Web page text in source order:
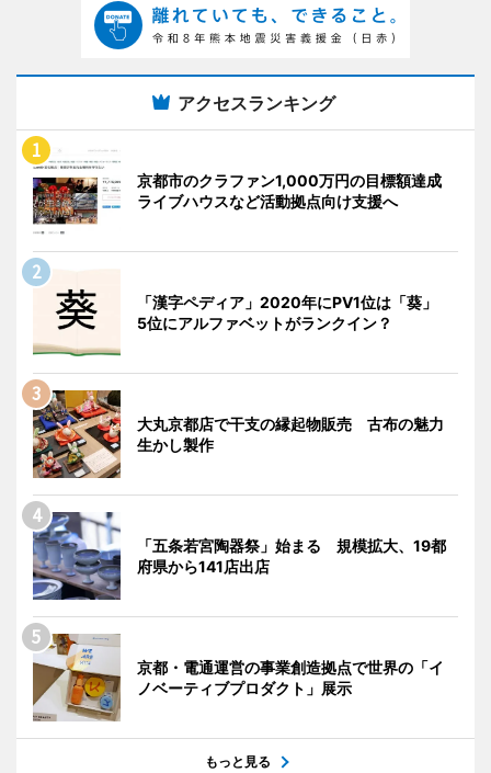
アクセスランキング
京都市のクラファン1,000万円の目標額達成
ライブハウスなど活動拠点向け支援へ
「漢字ペディア」2020年にPV1位は「葵」
5位にアルファベットがランクイン？
大丸京都店で干支の縁起物販売 古布の魅力
生かし製作
「五条若宮陶器祭」始まる 規模拡大、19都
府県から141店出店
京都・電通運営の事業創造拠点で世界の「イ
ノベーティブプロダクト」展示
もっと見る